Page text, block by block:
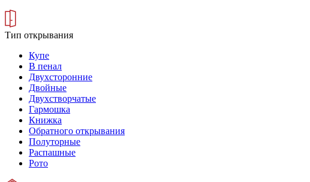
Тип открывания
Купе
В пенал
Двухсторонние
Двойные
Двухстворчатые
Гармошка
Книжка
Обратного открывания
Полуторные
Распашные
Рото